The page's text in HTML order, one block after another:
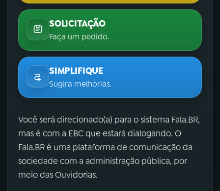
SOLICITAÇÃO
Faça um pedido.
SIMPLIFIQUE
Sugira melhorias.
Você será direcionado(a) para o sistema Fala.BR,
mas é com a EBC que estará dialogando. O
Fala.BR é uma plataforma de comunicação da
sociedade com a administração pública, por
meio das Ouvidorias.